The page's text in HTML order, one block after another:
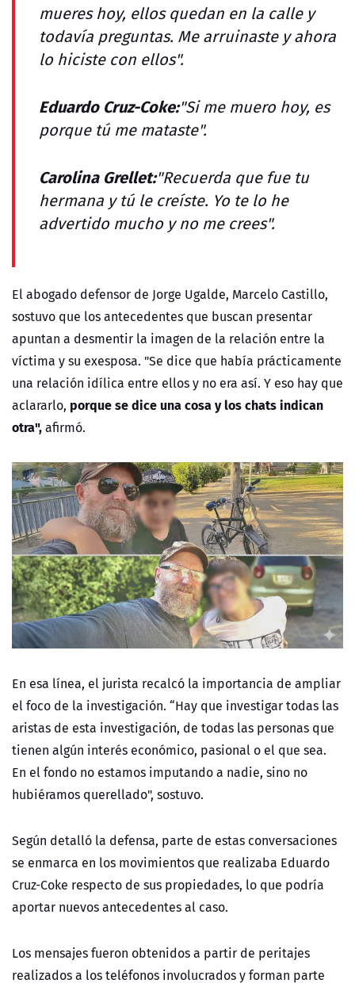
mueres hoy, ellos quedan en la calle y
todavía preguntas. Me arruinaste y ahora
lo hiciste con ellos".
Eduardo Cruz-Coke:"Si me muero hoy, es
porque tú me mataste".
Carolina Grellet:"Recuerda que fue tu
hermana y tú le creíste. Yo te lo he
advertido mucho y no me crees".
El abogado defensor de Jorge Ugalde, Marcelo Castillo,
sostuvo que los antecedentes que buscan presentar
apuntan a desmentir la imagen de la relación entre la
víctima y su exesposa. "Se dice que había prácticamente
una relación idílica entre ellos y no era así. Y eso hay que
aclararlo, porque se dice una cosa y los chats indican
otra",afirmó.
En esa línea, el jurista recalcó la importancia de ampliar
el foco de la investigación. “Hay que investigar todas las
aristas de esta investigación, de todas las personas que
tienen algún interés económico, pasional o el que sea.
En el fondo no estamos imputando a nadie, sino no
hubiéramos querellado", sostuvo.
Según detalló la defensa, parte de estas conversaciones
se enmarca en los movimientos que realizaba Eduardo
Cruz-Coke respecto de sus propiedades, lo que podría
aportar nuevos antecedentes al caso.
Los mensajes fueron obtenidos a partir de peritajes
realizados a los teléfonos involucrados y forman parte